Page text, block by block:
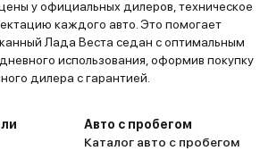
у официальных дилеров, техническое
каждого авто. Это помогает
Лада Веста седан с оптимальным
использования, оформив покупку
дилера с гарантией.
Авто с пробегом
Каталог авто с пробегом